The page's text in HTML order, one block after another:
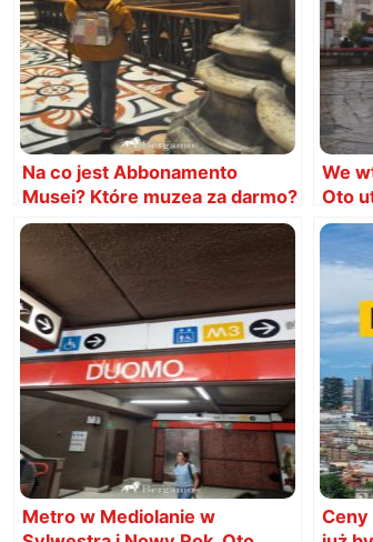
Na co jest Abbonamento
Musei? Które muzea za darmo?
We
Oto
Metro w Mediolanie w
Ceny